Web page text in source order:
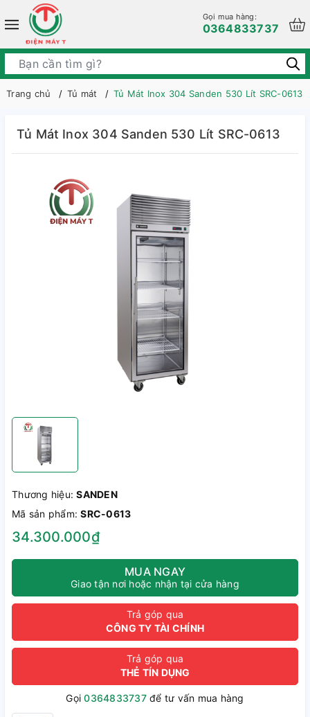
Gọi mua hàng:
0364833737
Trang chủ Tủ mát Tủ Mát Inox 304 Sanden 530 Lít SRC-0613
Tủ Mát Inox 304 Sanden 530 Lít SRC-0613
Thương hiệu:SANDEN
Mã sản phẩm:SRC-0613
34.300.000₫
MUA NGAY
Giao tận nơi hoặc nhận tại cửa hàng
Trả góp qua
CÔNG TY TÀI CHÍNH
Trả góp qua
THẺ TÍN DỤNG
Gọi0364833737để tư vấn mua hàng